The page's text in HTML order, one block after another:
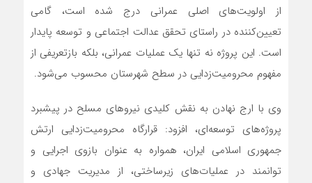
از اولویت‌های اصلی عمرانی درج شده است، گامی
تعیین‌کننده در راستای تحقق عدالت اجتماعی و توسعه پایدار
است. این پروژه نه تنها یک عملیات عمرانی، بلکه بازتعریفی از
مفهوم محرومیت‌زدایی در سطح شهرستان محسوب می‌شود.
وی با ارج نهادن به نقش کلیدی نیروهای مسلح در پیشبرد
پروژه‌های توسعه‌ای، افزود: قرارگاه محرومیت‌زدایی ارتش
جمهوری اسلامی ایران، همواره به عنوان بازوی اجرایی و
توانمند در عملیات‌های زیرساختی، از مدیریت جهادی و